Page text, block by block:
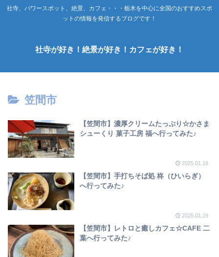
社寺、パワースポット、絶景、カフェ・・・栃木を中心に全国のおすすめスポ
ットの情報を発信するブログです！
社寺が好き！絶景が好き！カフェが好き！
笠間市
【笠間市】濃厚クリームたっぷり☆かさま
シューくり 菓子工房 福へ行ってみた♪
2025.01.19
【笠間市】手打ちそば処 柊（ひいらぎ）
へ行ってみた♪
2025.01.19
【笠間市】レトロと癒しカフェ☆CAFE 二
葉へ行ってみた♪